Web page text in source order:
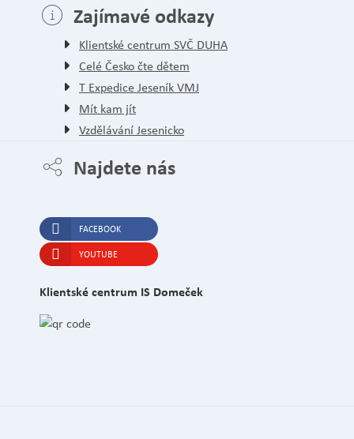
Zajímavé odkazy
Klientské centrum SVČ DUHA
Celé Česko čte dětem
T Expedice Jeseník VMJ
Mít kam jít
Vzdělávání Jesenicko
Najdete nás
FACEBOOK
YOUTUBE
Klientské centrum IS Domeček